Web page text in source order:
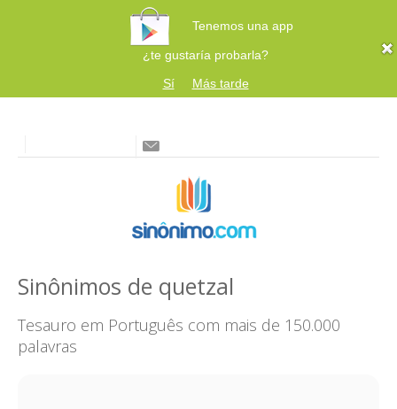
Tenemos una app
¿te gustaría probarla?
Sí
Más tarde
Sinônimos de quetzal
Tesauro em Português com mais de 150.000
palavras